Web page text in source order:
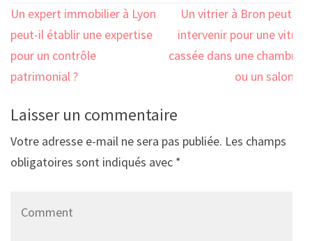
Navigation
de
l’article
Un expert immobilier à Lyon
peut-il établir une expertise
pour un contrôle
patrimonial ?
Un vitrier à Bron peut-il
intervenir pour une vitre
cassée dans une chambre
ou un salon ?
Laisser un commentaire
Votre adresse e-mail ne sera pas publiée. Les champs
obligatoires sont indiqués avec *